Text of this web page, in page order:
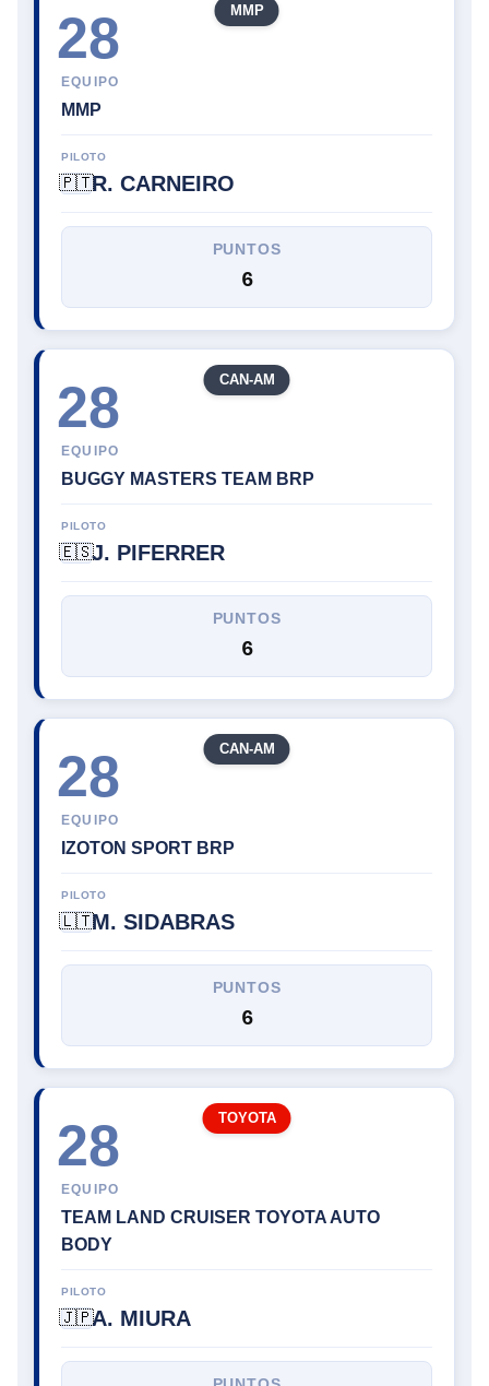
28
EQUIPO
MMP
MMP
PILOTO
🇵🇹R. CARNEIRO
PUNTOS
6
28
EQUIPO
BUGGY MASTERS TEAM BRP
CAN-AM
PILOTO
🇪🇸J. PIFERRER
PUNTOS
6
28
EQUIPO
IZOTON SPORT BRP
CAN-AM
PILOTO
🇱🇹M. SIDABRAS
PUNTOS
6
28
EQUIPO
TEAM LAND CRUISER TOYOTA AUTO
BODY
TOYOTA
PILOTO
🇯🇵A. MIURA